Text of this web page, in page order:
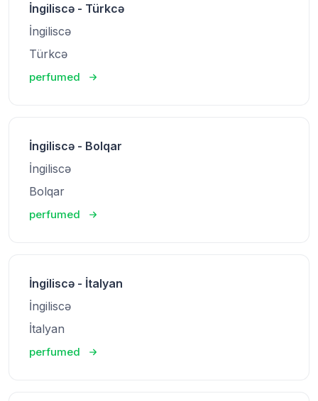
İngiliscə - Türkcə
İngiliscə
Türkcə
perfumed
İngiliscə - Bolqar
İngiliscə
Bolqar
perfumed
İngiliscə - İtalyan
İngiliscə
İtalyan
perfumed